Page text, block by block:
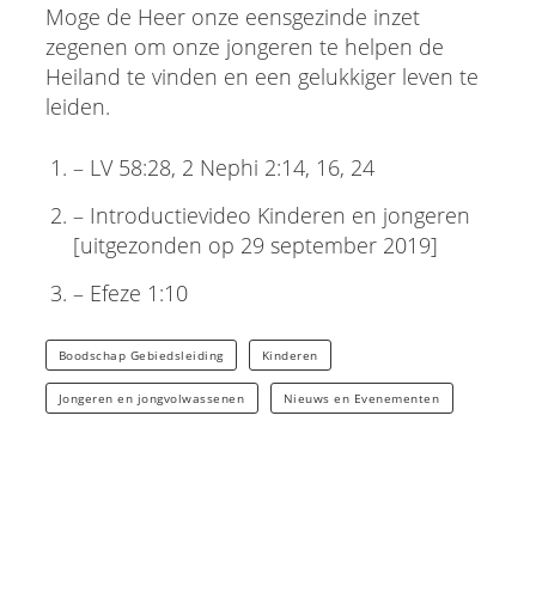
Moge de Heer onze eensgezinde inzet
zegenen om onze jongeren te helpen de
Heiland te vinden en een gelukkiger leven te
leiden.
– LV 58:28, 2 Nephi 2:14, 16, 24
– Introductievideo Kinderen en jongeren
[uitgezonden op 29 september 2019]
– Efeze 1:10
Boodschap Gebiedsleiding Kinderen
Jongeren en jongvolwassenen Nieuws en Evenementen